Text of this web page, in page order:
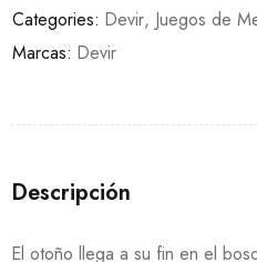
Categories: Devir, Juegos de
Marcas: Devir
Descripción
El otoño llega a su fin en el